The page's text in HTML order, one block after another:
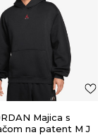
Majica s
na patent M J